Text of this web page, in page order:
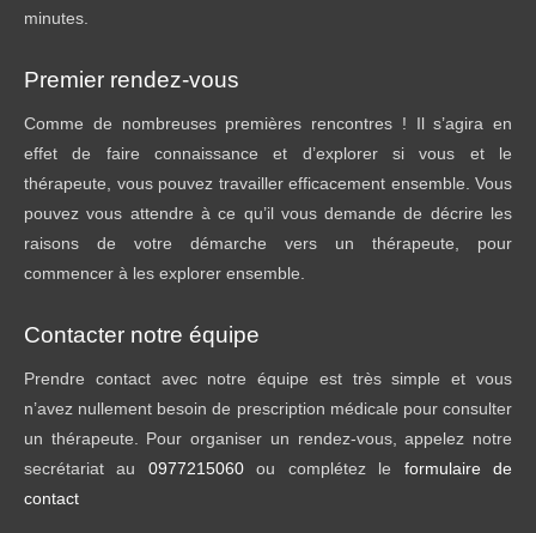
minutes.
Premier rendez-vous
Comme de nombreuses premières rencontres ! Il s’agira en
effet de faire connaissance et d’explorer si vous et le
thérapeute, vous pouvez travailler efficacement ensemble. Vous
pouvez vous attendre à ce qu’il vous demande de décrire les
raisons de votre démarche vers un thérapeute, pour
commencer à les explorer ensemble.
Contacter notre équipe
Prendre contact avec notre équipe est très simple et vous
n’avez nullement besoin de prescription médicale pour consulter
un thérapeute. Pour organiser un rendez-vous, appelez notre
secrétariat au 0977215060ou complétez le formulaire de
contact